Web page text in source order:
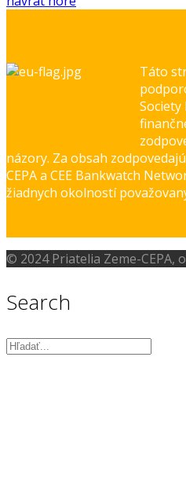
Táto
názory. Za obsah
CEPA a CEE Bankwatch
žiadnych okolností
© 2024 Priatelia Zeme-CEPA,
Search